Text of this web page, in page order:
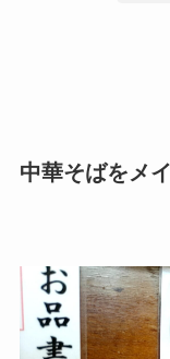
中華そばをメ